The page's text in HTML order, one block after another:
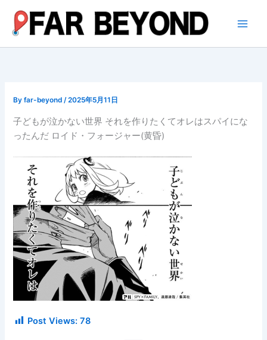
ス
Byfar-beyond/2025年5月11日
子どもが泣かない世界 それを作りたくてオレはスパイにな
ったんだ ロイド・フォージャー(黄昏)
Post Views: 78